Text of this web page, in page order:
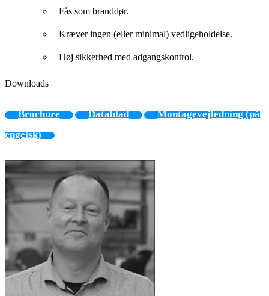
Fås som branddør.
Kræver ingen (eller minimal) vedligeholdelse.
Høj sikkerhed med adgangskontrol.
Downloads
Brochure Datablad
Montagevejledning (på
engelsk)